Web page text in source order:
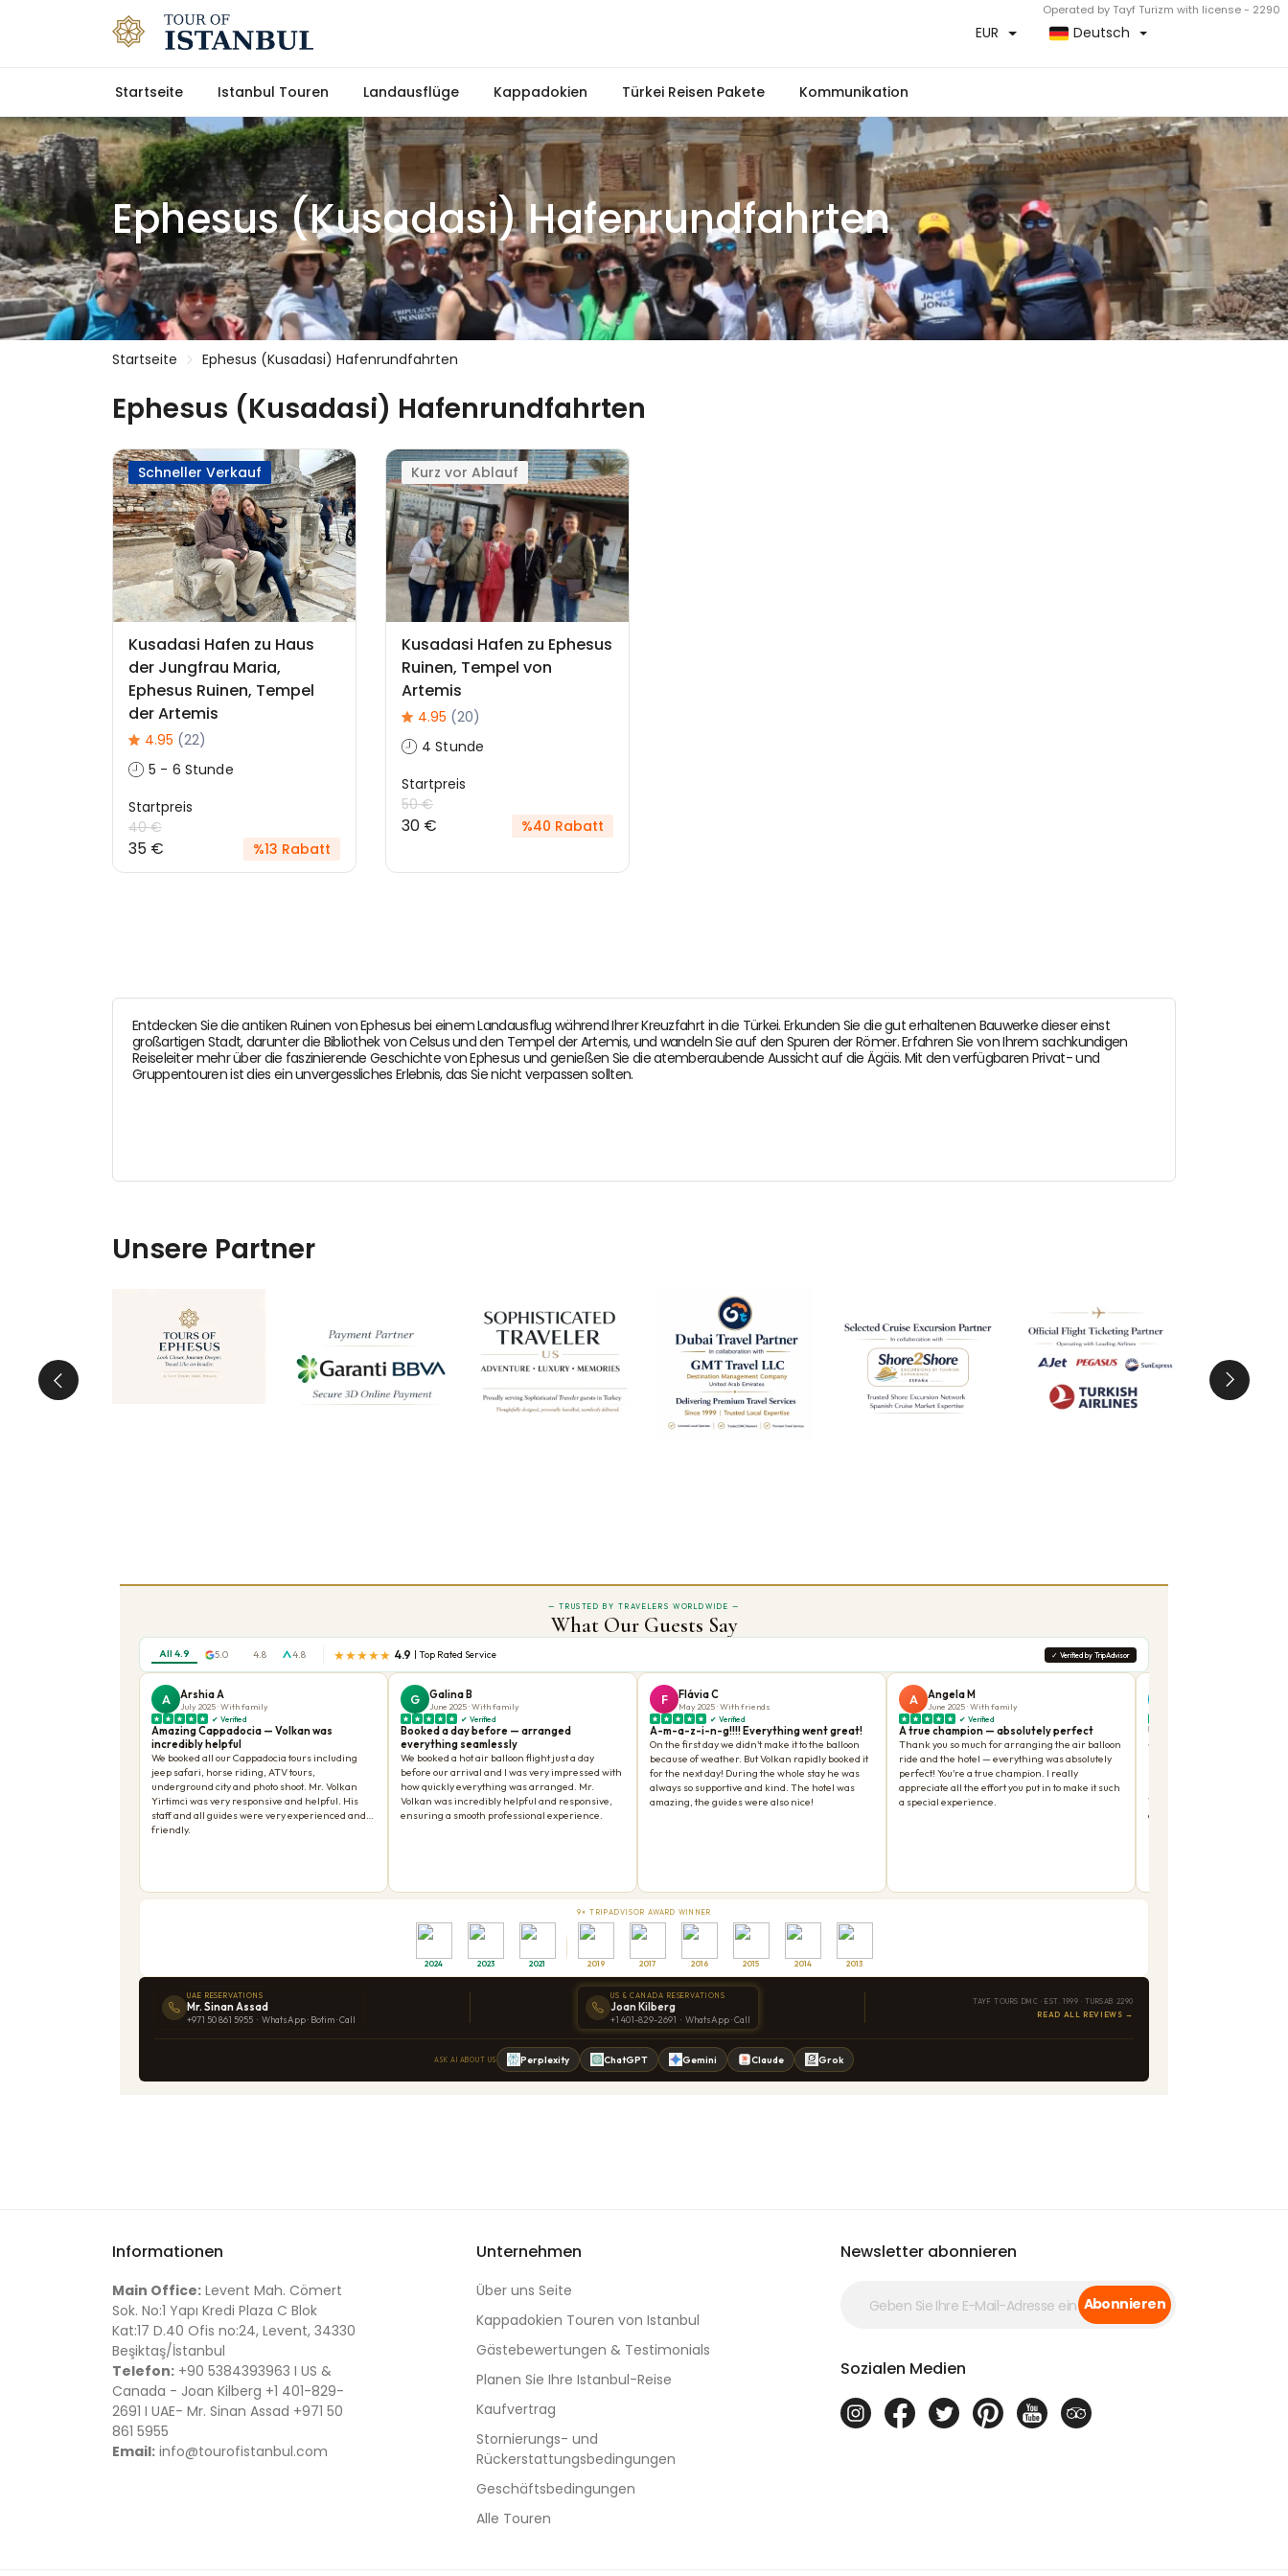
Operated by Tayf Turizm with license - 2290
EUR Deutsch
Startseite Istanbul Touren Landausflüge Kappadokien Türkei Reisen Pakete Kommunikation
Ephesus (Kusadasi) Hafenrundfahrten
Startseite Ephesus (Kusadasi) Hafenrundfahrten
Ephesus (Kusadasi) Hafenrundfahrten
Schneller Verkauf
Kusadasi Hafen zu Haus
der Jungfrau Maria,
Ephesus Ruinen, Tempel
der Artemis
4.95 (22)
5 - 6 Stunde
Startpreis
40 €
35 € %13 Rabatt
Kurz vor Ablauf
Kusadasi Hafen zu Ephesus
Ruinen, Tempel von
Artemis
4.95 (20)
4 Stunde
Startpreis
50 €
30 € %40 Rabatt
Entdecken Sie die antiken Ruinen von Ephesus bei einem Landausflug während Ihrer Kreuzfahrt in die Türkei. Erkunden Sie die gut erhaltenen Bauwerke dieser einst
großartigen Stadt, darunter die Bibliothek von Celsus und den Tempel der Artemis, und wandeln Sie auf den Spuren der Römer. Erfahren Sie von Ihrem sachkundigen
Reiseleiter mehr über die faszinierende Geschichte von Ephesus und genießen Sie die atemberaubende Aussicht auf die Ägäis. Mit den verfügbaren Privat- und
Gruppentouren ist dies ein unvergessliches Erlebnis, das Sie nicht verpassen sollten.
Unsere Partner
Informationen
Main Office: Levent Mah. Cömert
Sok. No:1 Yapı Kredi Plaza C Blok
Kat:17 D.40 Ofis no:24, Levent, 34330
Beşiktaş/İstanbul
Telefon: +90 5384393963 I US &
Canada - Joan Kilberg +1 401-829-
2691 I UAE- Mr. Sinan Assad +971 50
861 5955
Email: info@tourofistanbul.com
Unternehmen
Über uns Seite
Kappadokien Touren von Istanbul
Gästebewertungen & Testimonials
Planen Sie Ihre Istanbul-Reise
Kaufvertrag
Stornierungs- und
Rückerstattungsbedingungen
Geschäftsbedingungen
Alle Touren
Newsletter abonnieren
Abonnieren
Sozialen Medien